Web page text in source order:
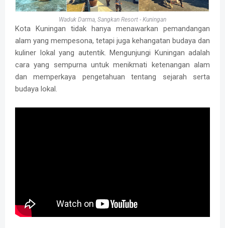
Waduk Darma, Sangkan Resort - Kuningan
Kota Kuningan tidak hanya menawarkan pemandangan
alam yang mempesona, tetapi juga kehangatan budaya dan
kuliner lokal yang autentik. Mengunjungi Kuningan adalah
cara yang sempurna untuk menikmati ketenangan alam
dan memperkaya pengetahuan tentang sejarah serta
budaya lokal.